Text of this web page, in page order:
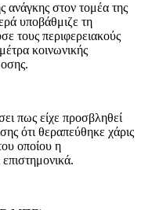
ανάγκης στον τομέα της
υποβάθμιζε τη
τους περιφερειακούς
κοινωνικής
πως είχε προσβληθεί
ότι θεραπεύθηκε χάρις
οποίου η